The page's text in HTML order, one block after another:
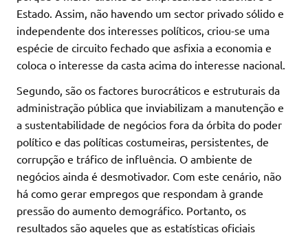
Estado. Assim, não havendo um sector privado sólido e
independente dos interesses políticos, criou-se uma
espécie de circuito fechado que asfixia a economia e
coloca o interesse da casta acima do interesse nacional.
Segundo, são os factores burocráticos e estruturais da
administração pública que inviabilizam a manutenção e
a sustentabilidade de negócios fora da órbita do poder
político e das políticas costumeiras, persistentes, de
corrupção e tráfico de influência. O ambiente de
negócios ainda é desmotivador. Com este cenário, não
há como gerar empregos que respondam à grande
pressão do aumento demográfico. Portanto, os
resultados são aqueles que as estatísticas oficiais